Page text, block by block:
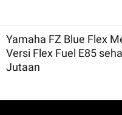
Yamaha FZ Blue Flex
Versi Flex Fuel E85
Jutaan